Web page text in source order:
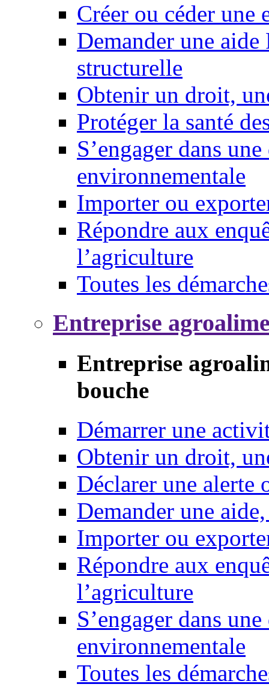
Créer ou céder une
Demander une
structurelle
Obtenir un droit,
Protéger la santé
S’engager dans
environnementale
Importer ou
Répondre aux
l’agriculture
Toutes les
Entreprise
Entreprise
bouche
Démarrer une
Obtenir un droit,
Déclarer une alerte
Demander une
Importer ou
Répondre aux
l’agriculture
S’engager dans
environnementale
Toutes les